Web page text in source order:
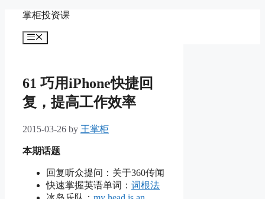
content
掌柜投资课
Menu
61 巧用iPhone快捷回
复，提高工作效率
2015-03-26 by 王掌柜
本期话题
回复听众提问：关于360传闻
快速掌握英语单词： 词根法